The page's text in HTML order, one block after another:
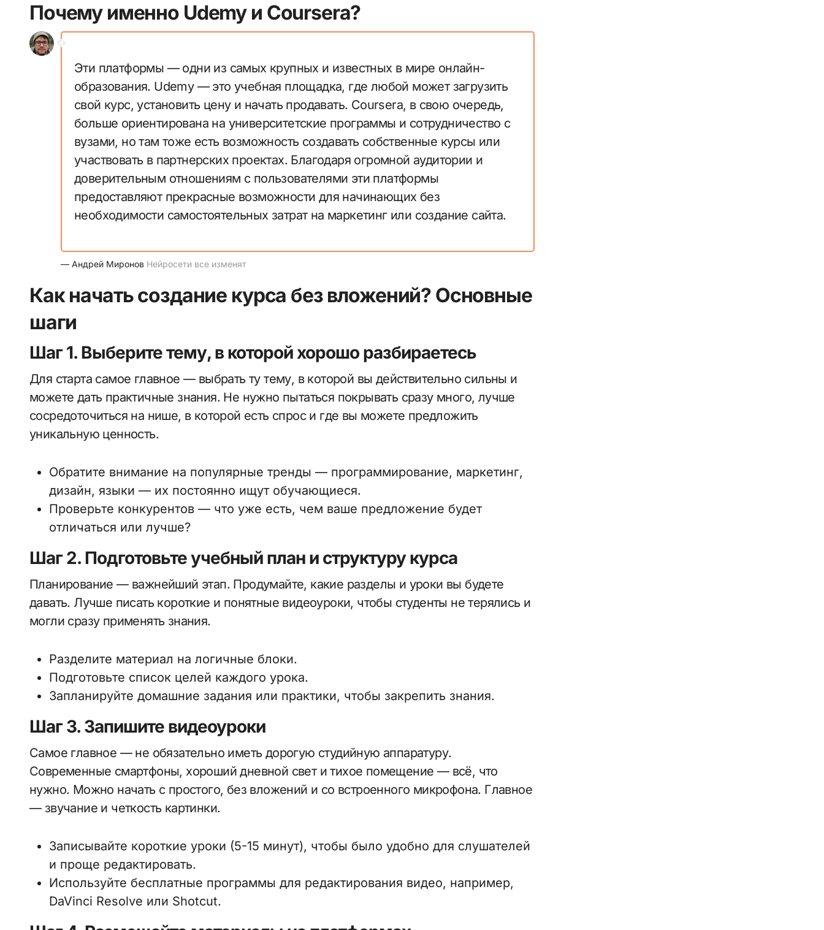
Почему именно Udemy и Coursera?
Эти платформы — одни из самых крупных и известных в мире онлайн-
образования. Udemy — это учебная площадка, где любой может загрузить
свой курс, установить цену и начать продавать. Coursera, в свою очередь,
больше ориентирована на университетские программы и сотрудничество с
вузами, но там тоже есть возможность создавать собственные курсы или
участвовать в партнерских проектах. Благодаря огромной аудитории и
доверительным отношениям с пользователями эти платформы
предоставляют прекрасные возможности для начинающих без
необходимости самостоятельных затрат на маркетинг или создание сайта.
— Андрей Миронов Нейросети все изменят
Как начать создание курса без вложений? Основные
шаги
Шаг 1. Выберите тему, в которой хорошо разбираетесь
Для старта самое главное — выбрать ту тему, в которой вы действительно сильны и
можете дать практичные знания. Не нужно пытаться покрывать сразу много, лучше
сосредоточиться на нише, в которой есть спрос и где вы можете предложить
уникальную ценность.
Обратите внимание на популярные тренды — программирование, маркетинг,
дизайн, языки — их постоянно ищут обучающиеся.
Проверьте конкурентов — что уже есть, чем ваше предложение будет
отличаться или лучше?
Шаг 2. Подготовьте учебный план и структуру курса
Планирование — важнейший этап. Продумайте, какие разделы и уроки вы будете
давать. Лучше писать короткие и понятные видеоуроки, чтобы студенты не терялись и
могли сразу применять знания.
Разделите материал на логичные блоки.
Подготовьте список целей каждого урока.
Запланируйте домашние задания или практики, чтобы закрепить знания.
Шаг 3. Запишите видеоуроки
Самое главное — не обязательно иметь дорогую студийную аппаратуру.
Современные смартфоны, хороший дневной свет и тихое помещение — всё, что
нужно. Можно начать с простого, без вложений и со встроенного микрофона. Главное
— звучание и четкость картинки.
Записывайте короткие уроки (5-15 минут), чтобы было удобно для слушателей
и проще редактировать.
Используйте бесплатные программы для редактирования видео, например,
DaVinci Resolve или Shotcut.